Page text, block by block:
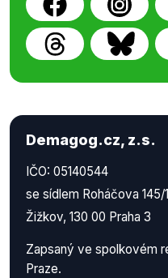
Demagog.cz, z.s.
IČO: 05140544
se sídlem Roháčova 145/
Žižkov, 130 00 Praha 3
Zapsaný ve spolkovém
Praze.